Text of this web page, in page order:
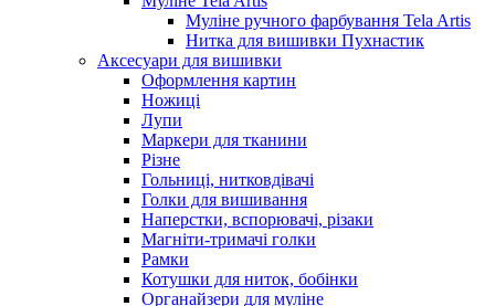
Муліне ручного фарбування Tela Artis
Нитка для вишивки Пухнастик
Аксесуари для вишивки
Оформлення картин
Ножиці
Лупи
Маркери для тканини
Різне
Гольниці, нитковдівачі
Голки для вишивання
Наперстки, вспорювачі, різаки
Магніти-тримачі голки
Рамки
Котушки для ниток, бобінки
Органайзери для муліне